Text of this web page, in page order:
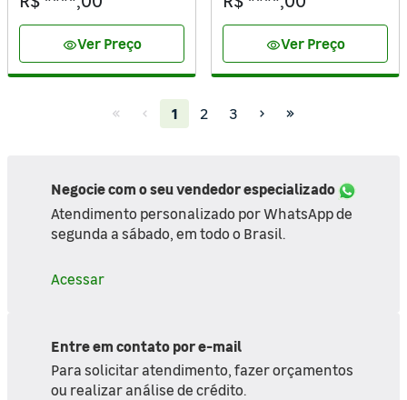
visibilityVer Preço visibilityVer Preço
1(current)
2 3
Negocie com o seu vendedor especializado
Atendimento personalizado por WhatsApp de
segunda a sábado, em todo o Brasil.
Acessar
Entre em contato por e-mail
Para solicitar atendimento, fazer orçamentos
ou realizar análise de crédito.